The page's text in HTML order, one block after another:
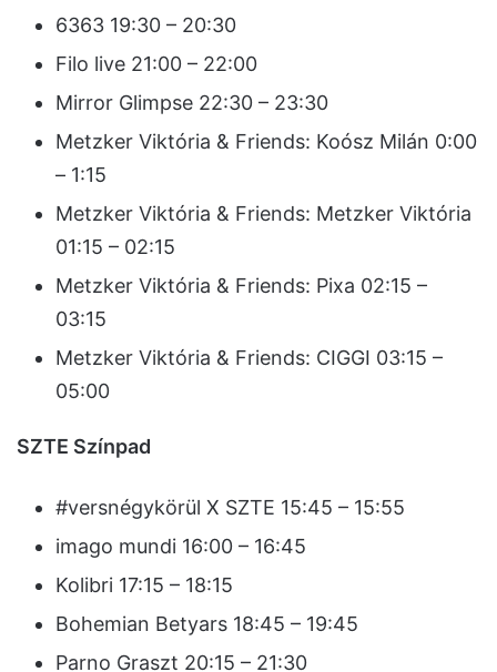
6363 19:30 – 20:30
Filo live 21:00 – 22:00
Mirror Glimpse 22:30 – 23:30
Metzker Viktória & Friends: Koósz Milán 0:00
– 1:15
Metzker Viktória & Friends: Metzker Viktória
01:15 – 02:15
Metzker Viktória & Friends: Pixa 02:15 –
03:15
Metzker Viktória & Friends: CIGGI 03:15 –
05:00
SZTE Színpad
#versnégykörül X SZTE 15:45 – 15:55
imago mundi 16:00 – 16:45
Kolibri 17:15 – 18:15
Bohemian Betyars 18:45 – 19:45
Parno Graszt 20:15 – 21:30